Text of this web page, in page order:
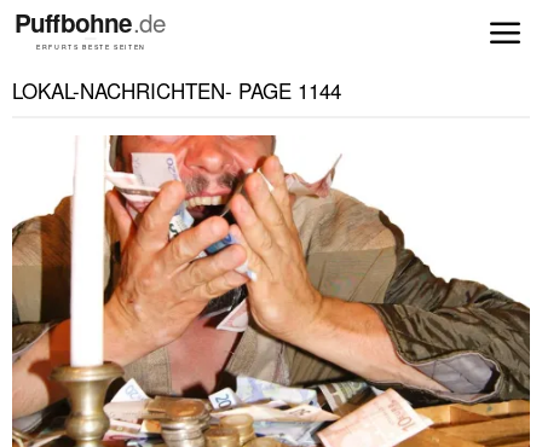
LOKAL-NACHRICHTEN- PAGE 1144